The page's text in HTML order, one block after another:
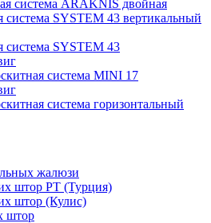
система ARAKNIS двойная
система SYSTEM 43 вертикальный
система SYSTEM 43
система MINI 17
система горизонтальный
жалюзи
штор РТ (Турция)
штор (Кулис)
штор